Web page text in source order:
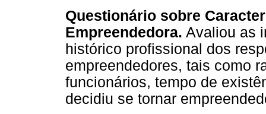
Questionário sobre
Empreendedora. Avaliou as
histórico profissional dos
empreendedores, tais como
funcionários, tempo de
decidiu se tornar